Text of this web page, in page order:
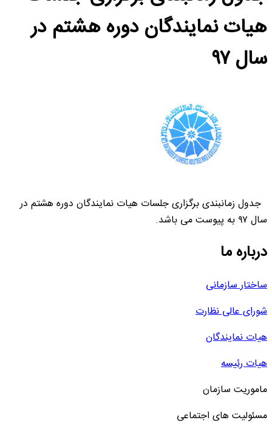
هیات نمایندگان دوره هشتم در
سال ۹۷
جدول زمانبندی برگزاری جلسات هیات نمایندگان دوره هشتم در
سال ۹۷ به پیوست می باشد.
درباره ما
ساختار سازمانی
شورای عالی نظارت
هیات نمایندگان
هیات رئیسه
ماموریت سازمان
مسئولیت های اجتماعی